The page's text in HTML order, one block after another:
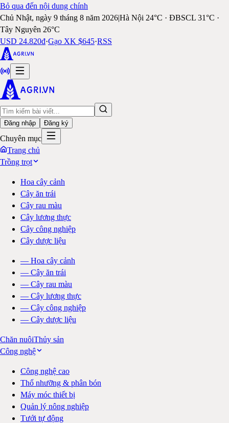
Bỏ qua đến nội dung chính
Chủ Nhật, ngày 9 tháng 8 năm 2026|Hà Nội 24°C · ĐBSCL 31°C ·
Tây Nguyên 26°C
USD 24.820đ·Gạo XK $645·RSS
Đăng nhập Đăng ký
Chuyên mục
Trang chủ
Trồng trọt
Hoa cây cảnh
Cây ăn trái
Cây rau màu
Cây lương thực
Cây công nghiệp
Cây dược liệu
— Hoa cây cảnh
— Cây ăn trái
— Cây rau màu
— Cây lương thực
— Cây công nghiệp
— Cây dược liệu
Chăn nuôiThủy sản
Công nghệ
Công nghệ cao
Thổ nhưỡng & phân bón
Máy móc thiết bị
Quản lý nông nghiệp
Tưới tự động